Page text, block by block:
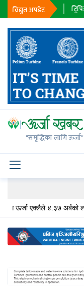
विद्युत अपडेट
मे.वा.घन्टा ट्रिपिङ :
"समृद्धिका लागि ऊर्जा"
जलविद्युत्
सोलार
वायु
बायोग्यास
पेट्रोलियम
अन्तर्राष्ट्रिय
ऊर्जा
दक्षता
एक्लैले ४.३७ अर्बको ल्याउँदै